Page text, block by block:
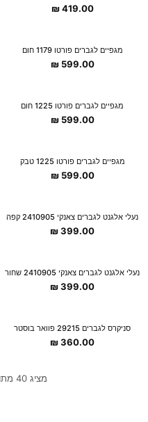
419.00
₪
מגפיים לגברים פורטו 1179 חום
599.00
₪
מגפיים לגברים פורטו 1225 חום
599.00
₪
מגפיים לגברים פורטו 1225 טבק
599.00
₪
נעלי אלגנט לגברים צאנקי 2410905 קפה
399.00
₪
נעלי אלגנט לגברים צאנקי 2410905 שחור
399.00
₪
סניקרס לגברים 29215 פוואר בוסטר
360.00
₪
מציג 40 מתוך 1,064 מוצרים